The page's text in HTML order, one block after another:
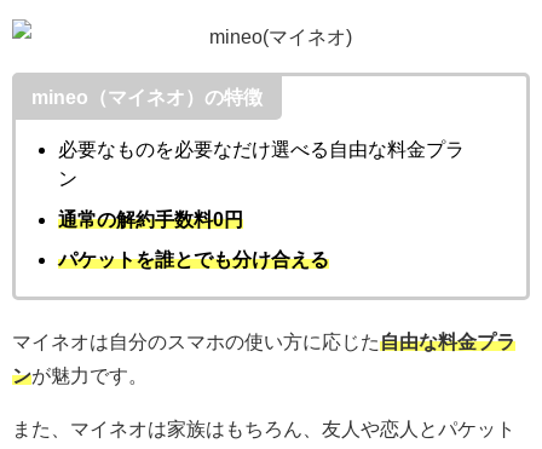
mineo（マイネオ）の特徴
必要なものを必要なだけ選べる自由な料金プラ
ン
通常の解約手数料0円
パケットを誰とでも分け合える
マイネオは自分のスマホの使い方に応じた自由な料金プラ
ンが魅力です。
また、マイネオは家族はもちろん、友人や恋人とパケット